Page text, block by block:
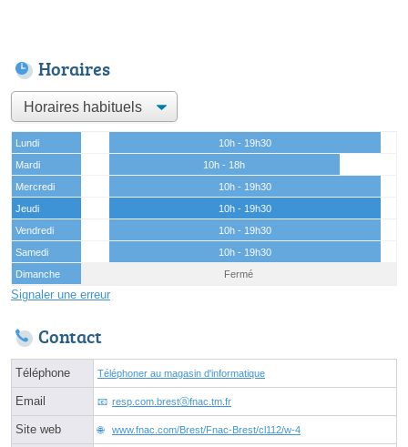
Horaires
Lundi
10h - 19h30
Mardi
10h - 18h
Mercredi
10h - 19h30
Jeudi
10h - 19h30
Vendredi
10h - 19h30
Samedi
10h - 19h30
Dimanche
Fermé
Signaler une erreur
Contact
Téléphone Téléphoner au magasin d'informatique
Email resp.com.brestⓐfnac.tm.fr
Site web www.fnac.com/Brest/Fnac-Brest/cl112/w-4